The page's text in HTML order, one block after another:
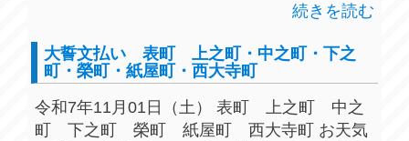
続きを読む
大誓文払い 表町 上之町・中之町・下之
町・榮町・紙屋町・西大寺町
令和7年11月01日（土） 表町 上之町 中之
町 下之町 榮町 紙屋町 西大寺町 お天気